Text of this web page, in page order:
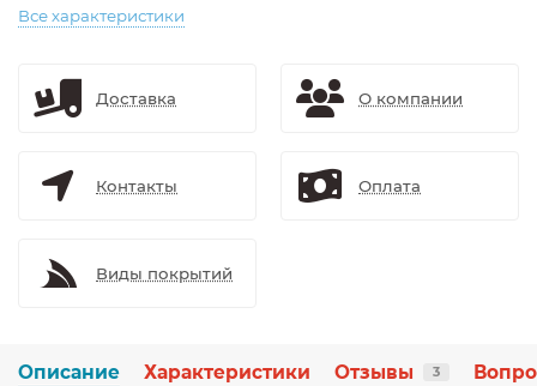
Все характеристики
Доставка О компании
Контакты Оплата
Виды покрытий
Описание Характеристики Отзывы 3